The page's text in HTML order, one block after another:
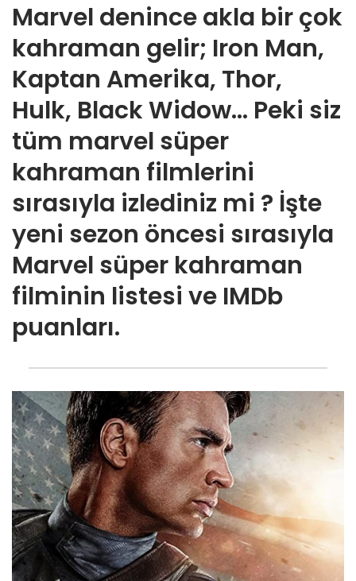
Marvel denince akla bir çok
kahraman gelir; Iron Man,
Kaptan Amerika, Thor,
Hulk, Black Widow… Peki siz
tüm marvel süper
kahraman filmlerini
sırasıyla izlediniz mi ? İşte
yeni sezon öncesi sırasıyla
Marvel süper kahraman
filminin listesi ve IMDb
puanları.